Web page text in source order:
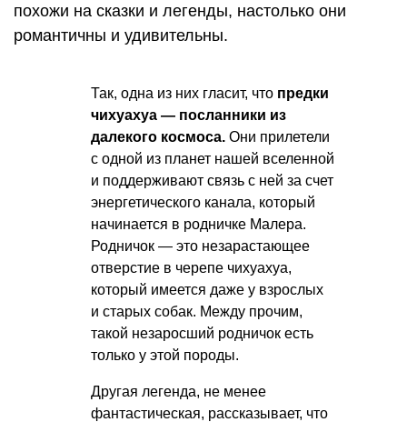
похожи на сказки и легенды, настолько они
романтичны и удивительны.
Так, одна из них гласит, что предки
чихуахуа — посланники из
далекого космоса. Они прилетели
с одной из планет нашей вселенной
и поддерживают связь с ней за счет
энергетического канала, который
начинается в родничке Малера.
Родничок — это незарастающее
отверстие в черепе чихуахуа,
который имеется даже у взрослых
и старых собак. Между прочим,
такой незаросший родничок есть
только у этой породы.
Другая легенда, не менее
фантастическая, рассказывает, что